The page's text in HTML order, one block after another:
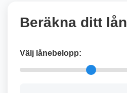
Beräkna ditt lån
Välj lånebelopp: